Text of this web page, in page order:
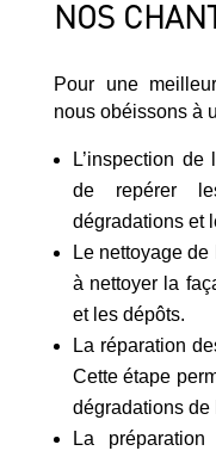
NOS
Pour une
nous obéissons à
L’inspection
de repérer
dégradations et
Le nettoyage
à nettoyer la
et les dépôts.
La réparation
Cette étape
dégradations de
La